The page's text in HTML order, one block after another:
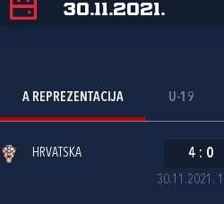
30.11.2021.
A REPREZENTACIJA U-19
30.11.2021.
HRVATSKA 4 : 0